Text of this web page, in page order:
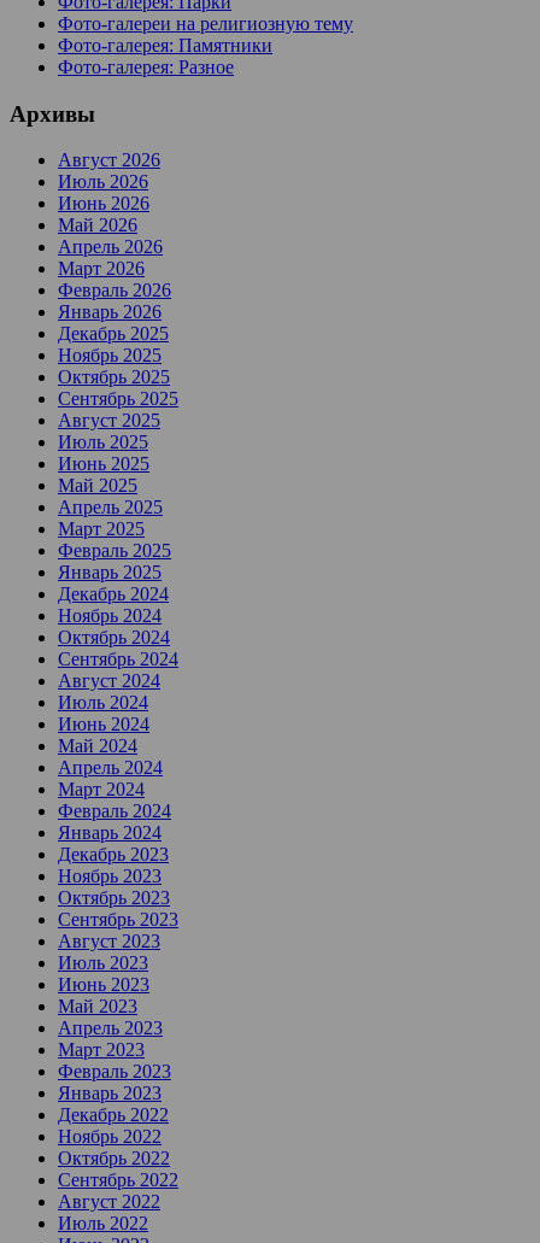
Фото-галереи на религиозную тему
Фото-галерея: Памятники
Фото-галерея: Разное
Архивы
Август 2026
Июль 2026
Июнь 2026
Май 2026
Апрель 2026
Март 2026
Февраль 2026
Январь 2026
Декабрь 2025
Ноябрь 2025
Октябрь 2025
Сентябрь 2025
Август 2025
Июль 2025
Июнь 2025
Май 2025
Апрель 2025
Март 2025
Февраль 2025
Январь 2025
Декабрь 2024
Ноябрь 2024
Октябрь 2024
Сентябрь 2024
Август 2024
Июль 2024
Июнь 2024
Май 2024
Апрель 2024
Март 2024
Февраль 2024
Январь 2024
Декабрь 2023
Ноябрь 2023
Октябрь 2023
Сентябрь 2023
Август 2023
Июль 2023
Июнь 2023
Май 2023
Апрель 2023
Март 2023
Февраль 2023
Январь 2023
Декабрь 2022
Ноябрь 2022
Октябрь 2022
Сентябрь 2022
Август 2022
Июль 2022